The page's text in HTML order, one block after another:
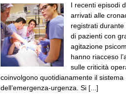
I recenti episodi
arrivati alle
registrati
di pazienti con
agitazione
hanno riacceso
sulle criticità
coinvolgono quotidianamente il sistema
dell’emergenza-urgenza. Si [...]